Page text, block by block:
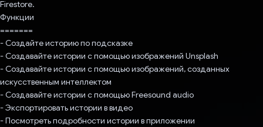
Firestore.
Функции
=======
- Создайте историю по подсказке
- Создавайте истории с помощью изображений Unsplash
- Создавайте истории с помощью изображений, созданных
искусственным интеллектом
- Создавайте истории с помощью Freesound audio
- Экспортировать истории в видео
- Посмотреть подробности истории в приложении